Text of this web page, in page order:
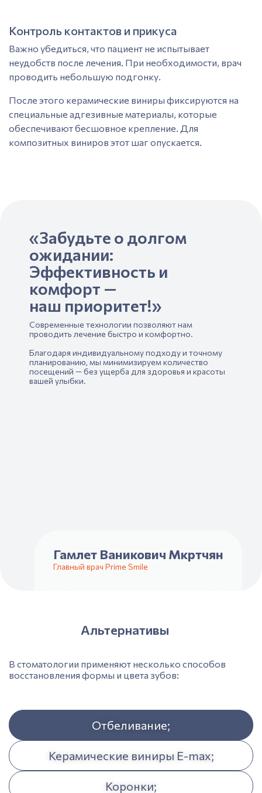
стоматологу.
Контроль контактов и прикуса
Важно убедиться, что пациент не испытывает
неудобств после лечения. При необходимости, врач
проводить небольшую подгонку.
После этого керамические виниры фиксируются на
специальные адгезивные материалы, которые
обеспечивают бесшовное крепление. Для
композитных виниров этот шаг опускается.
«Забудьте о долгом
ожидании:
Эффективность и
комфорт —
наш приоритет!»
Современные технологии позволяют нам
проводить лечение быстро и комфортно.
Благодаря индивидуальному подходу и точному
планированию, мы минимизируем количество
посещений — без ущерба для здоровья и красоты
вашей улыбки.
Гамлет Ваникович Мкртчян
Главный врач Prime Smile
Альтернативы
В стоматологии применяют несколько способов
восстановления формы и цвета зубов:
Отбеливание;
Керамические виниры E-max;
Коронки;